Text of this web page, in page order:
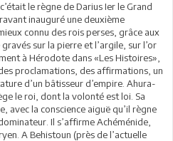
le règne de Darius Ier le Grand
inauguré une deuxième
connu des rois perses, grâce aux
sur la pierre et l’argile, sur l’or
à Hérodote dans «Les Histoires»,
proclamations, des affirmations, un
d’un bâtisseur d’empire. Ahura-
le roi, dont la volonté est loi. Sa
avec la conscience aiguë qu’il règne
Il s’affirme Achéménide,
A Behistoun (près de l’actuelle